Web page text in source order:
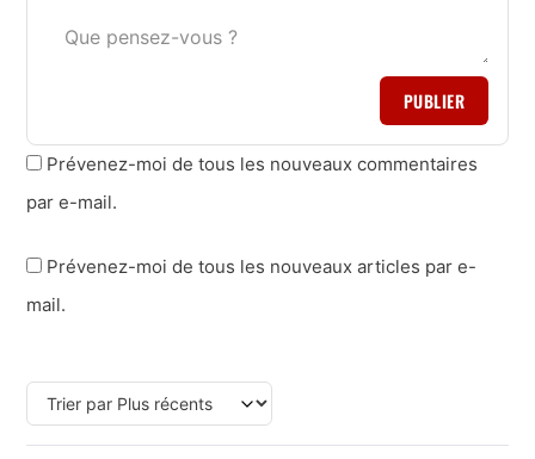
PUBLIER
Prévenez-moi de tous les nouveaux commentaires
par e-mail.
Prévenez-moi de tous les nouveaux articles par e-
mail.